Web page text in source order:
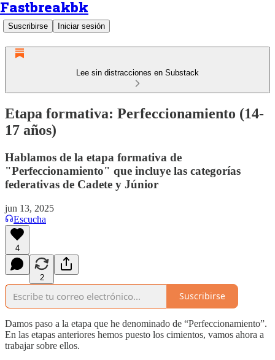
Fastbreakbk
Suscribirse Iniciar sesión
Lee sin distracciones en Substack
Etapa formativa: Perfeccionamiento (14-
17 años)
Hablamos de la etapa formativa de
"Perfeccionamiento" que incluye las categorías
federativas de Cadete y Júnior
jun 13, 2025
Escucha
4
2
Suscribirse
Damos paso a la etapa que he denominado de “Perfeccionamiento”.
En las etapas anteriores hemos puesto los cimientos, vamos ahora a
trabajar sobre ellos.